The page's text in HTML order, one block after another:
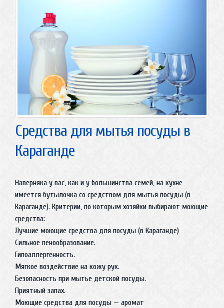
Средства для мытья посуды в
Караганде
Наверняка у вас, как и у большинства семей, на кухне
имеется бутылочка со средством для мытья посуды (в
Караганде). Критерии, по которым хозяйки выбирают моющие
средства:
Лучшие моющие средства для посуды (в Караганде)
Сильное пенообразование.
Гипоаллергенность.
Мягкое воздействие на кожу рук.
Безопасность при мытье детской посуды.
Приятный запах.
Моющие средства для посуды — аромат